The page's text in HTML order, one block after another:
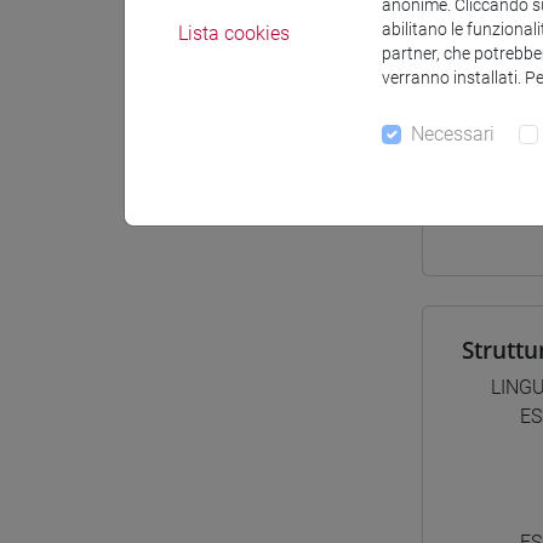
Materiali
Corsi
Lista cookies
anonime. Cliccando
abilitano le
partner, che
verranno installati.
Necessari